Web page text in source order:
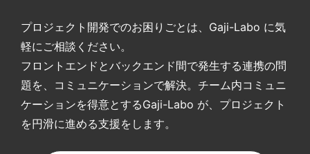
プロジェクト開発でのお困りごとは、Gaji-Labo に気
軽にご相談ください。
フロントエンドとバックエンド間で発生する連携の問
題を、コミュニケーションで解決。チーム内コミュニ
ケーションを得意とするGaji-Labo が、プロジェクト
を円滑に進める支援をします。